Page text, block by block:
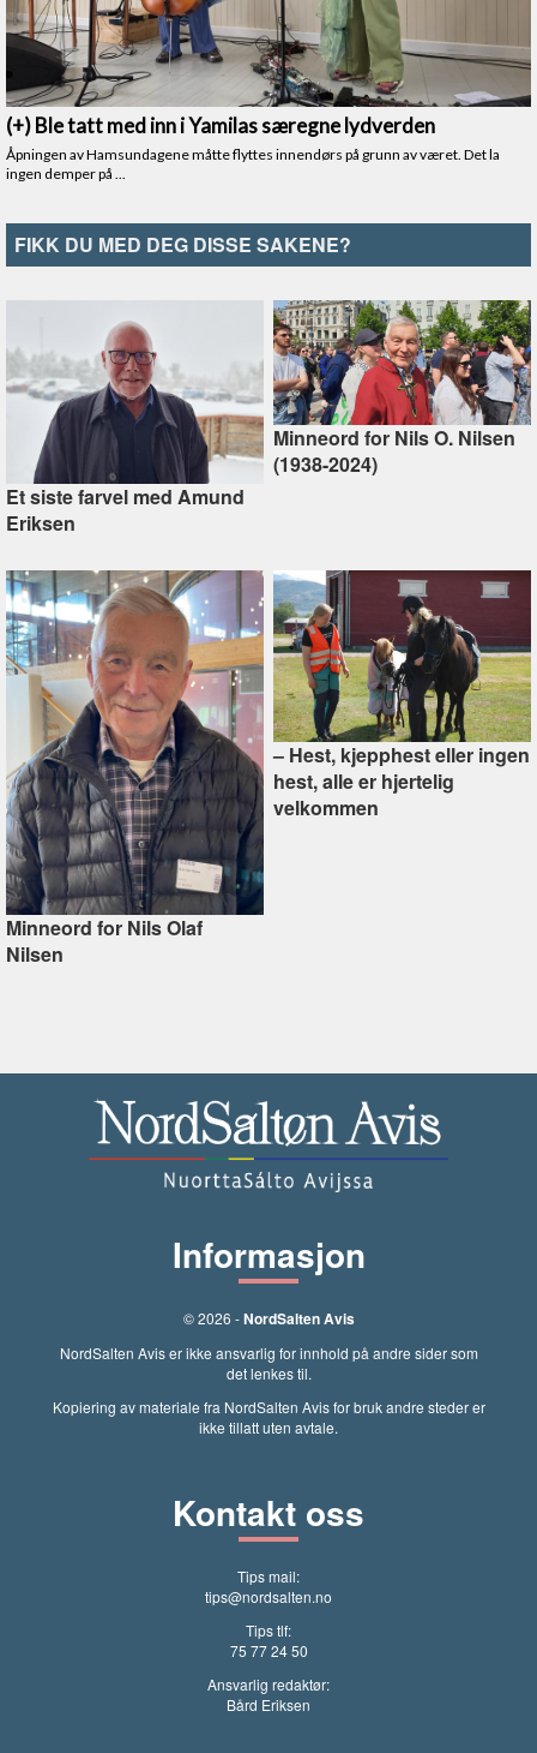
FIKK DU MED DEG DISSE SAKENE?
Et siste farvel med Amund
Eriksen
Minneord for Nils O. Nilsen
(1938-2024)
Minneord for Nils Olaf
Nilsen
–⁠ Hest, kjepphest eller ingen
hest, alle er hjertelig
velkommen
Informasjon
© 2026 -NordSalten Avis
NordSalten Avis er ikke ansvarlig for innhold på andre sider som
det lenkes til.
Kopiering av materiale fra NordSalten Avis for bruk andre steder er
ikke tillatt uten avtale.
Kontakt oss
Tips mail:
tips@nordsalten.no
Tips tlf:
75 77 24 50
Ansvarlig redaktør:
Bård Eriksen